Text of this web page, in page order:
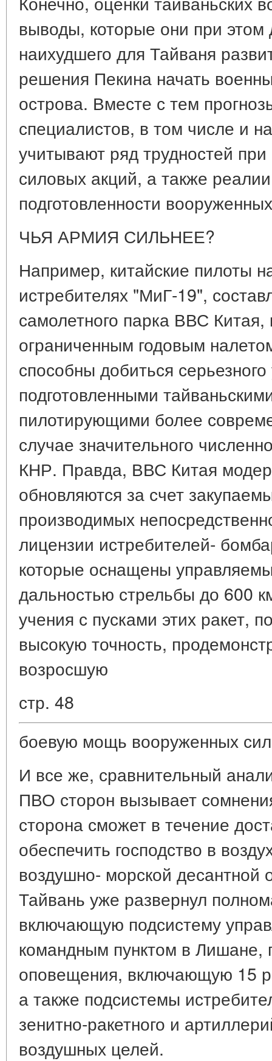
выводы, которые они при этом
наихудшего для Тайваня
решения Пекина начать
острова. Вместе с тем
специалистов, в том числе и
учитывают ряд трудностей
силовых акций, а также
подготовленности
ЧЬЯ АРМИЯ СИЛЬНЕЕ?
Например, китайские пилоты
истребителях "МиГ-19",
самолетного парка ВВС
ограниченным годовым
способны добиться
подготовленными
пилотирующими более
случае значительного
КНР. Правда, ВВС Китая
обновляются за счет
производимых
лицензии истребителей-
которые оснащены
дальностью стрельбы до 600
учения с пусками этих ракет,
высокую точность,
возросшую
стр. 48
боевую мощь вооруженных
И все же, сравнительный
ПВО сторон вызывает
сторона сможет в течение
обеспечить господство в
воздушно- морской десантной
Тайвань уже развернул
включающую подсистему
командным пунктом в Лишане,
оповещения, включающую 15
а также подсистемы
зенитно-ракетного и
воздушных целей.